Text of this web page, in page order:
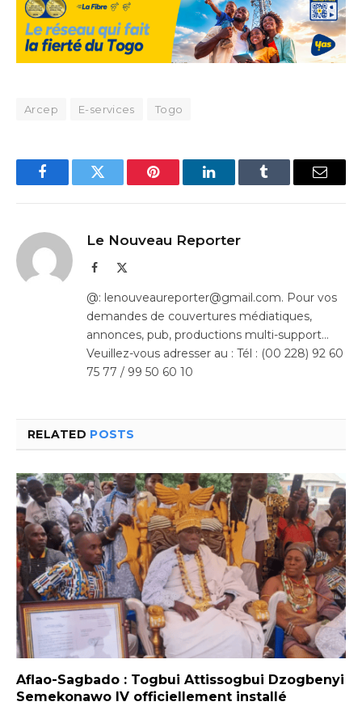
Arcep E-services Togo
FacebookTwitter Pinterest LinkedInTumblr Email
Le Nouveau Reporter
Facebook
@: lenouveaureporter@gmail.com. Pour vos
demandes de couvertures médiatiques,
annonces, pub, productions multi-support…
Veuillez-vous adresser au : Tél : (00 228) 92 60
75 77 / 99 50 60 10
RELATED POSTS
Aflao-Sagbado : Togbui Attissogbui Dzogbenyi
Semekonawo IV officiellement installé